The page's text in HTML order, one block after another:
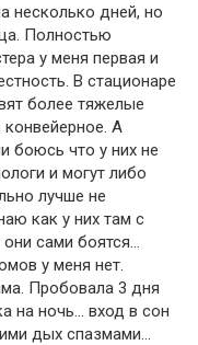
несколько дней, но
Полностью
у меня первая и
В стационаре
более тяжелые
А
боюсь что у них не
и могут либо
лучше не
как у них там с
сами боятся…
у меня нет.
Пробовала 3 дня
на ночь… вход в сон
дых спазмами…